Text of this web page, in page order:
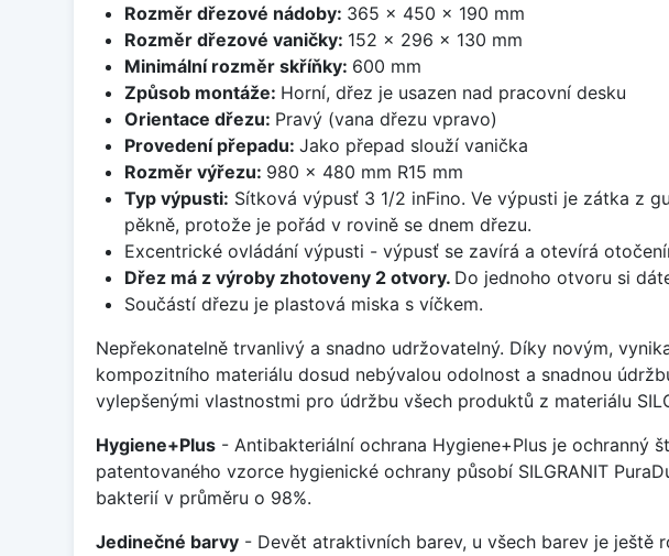
Rozměr dřezové nádoby: 365 x 450 x 190 mm
Rozměr dřezové vaničky: 152 x 296 x 130 mm
Minimální rozměr skříňky: 600 mm
Způsob montáže: Horní, dřez je usazen nad pracovní desku
Orientace dřezu: Pravý (vana dřezu vpravo)
Provedení přepadu: Jako přepad slouží vanička
Rozměr výřezu: 980 x 480 mm R15 mm
Typ výpusti: Sítková výpusť 3 1/2 inFino. Ve výpusti je zátka z
pěkně, protože je pořád v rovině se dnem dřezu.
Excentrické ovládání výpusti - výpusť se zavírá a otevírá
Dřez má z výroby zhotoveny 2 otvory. Do jednoho otvoru si
Součástí dřezu je plastová miska s víčkem.
Nepřekonatelně trvanlivý a snadno udržovatelný. Díky novým,
kompozitního materiálu dosud nebývalou odolnost a snadnou
vylepšenými vlastnostmi pro údržbu všech produktů z materiálu
Hygiene+Plus - Antibakteriální ochrana Hygiene+Plus je ochranný
patentovaného vzorce hygienické ochrany působí SILGRANIT
bakterií v průměru o 98%.
Jedinečné barvy - Devět atraktivních barev, u všech barev je ještě